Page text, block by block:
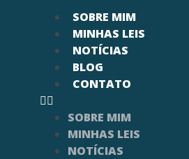
SOBRE MIM
MINHAS LEIS
NOTÍCIAS
BLOG
CONTATO
SOBRE MIM
MINHAS LEIS
NOTÍCIAS